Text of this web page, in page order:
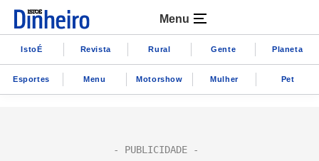
Menu
IstoÉ Revista Rural Gente Planeta
Esportes Menu Motorshow Mulher Pet